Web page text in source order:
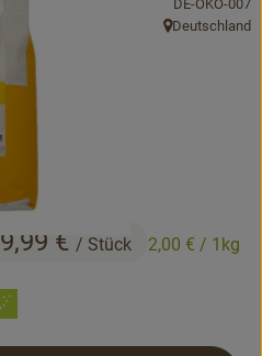
9,99 € / Stück 2,00 € / 1kg
DE-ÖKO-007
, Herkunft:
Deutschland